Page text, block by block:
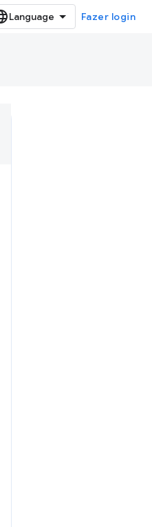
Fazer login